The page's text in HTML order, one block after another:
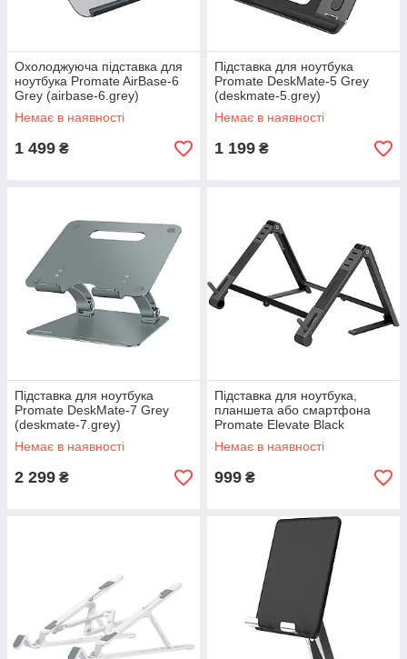
Охолоджуюча підставка для
ноутбука Promate AirBase-6
Grey (airbase-6.grey)
Немає в наявності
1 499 ₴
Підставка для ноутбука
Promate DeskMate-5 Grey
(deskmate-5.grey)
Немає в наявності
1 199 ₴
Підставка для ноутбука
Promate DeskMate-7 Grey
(deskmate-7.grey)
Немає в наявності
2 299 ₴
Підставка для ноутбука,
планшета або смартфона
Promate Elevate Black
(elevate.black)
Немає в наявності
999 ₴